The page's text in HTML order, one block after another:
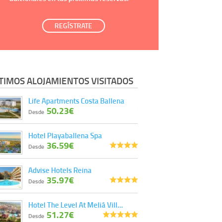
REGÍSTRATE
ALOJAMIENTOS VISITADOS
Life Apartments Costa Ballena
Desde 50.23€
Hotel Playaballena Spa
Desde 36.59€
Advise Hotels Reina
Desde 35.97€
Hotel The Level At Meliá Vill…
Desde 51.27€